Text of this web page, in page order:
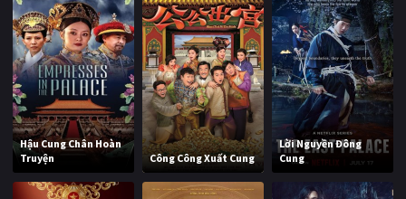
TUYỂN TẬP PHIM
BLOG
Hậu Cung Chân Hoàn
Truyện
Công Công Xuất Cung
Lời Nguyền Đông
Cung